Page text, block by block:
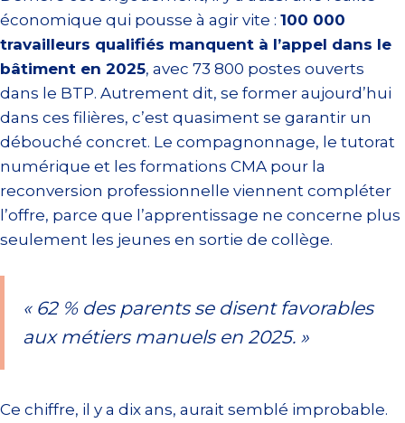
économique qui pousse à agir vite : 100 000
travailleurs qualifiés manquent à l’appel dans le
bâtiment en 2025, avec 73 800 postes ouverts
dans le BTP. Autrement dit, se former aujourd’hui
dans ces filières, c’est quasiment se garantir un
débouché concret. Le compagnonnage, le tutorat
numérique et les formations CMA pour la
reconversion professionnelle viennent compléter
l’offre, parce que l’apprentissage ne concerne plus
seulement les jeunes en sortie de collège.
« 62 % des parents se disent favorables
aux métiers manuels en 2025. »
Ce chiffre, il y a dix ans, aurait semblé improbable.